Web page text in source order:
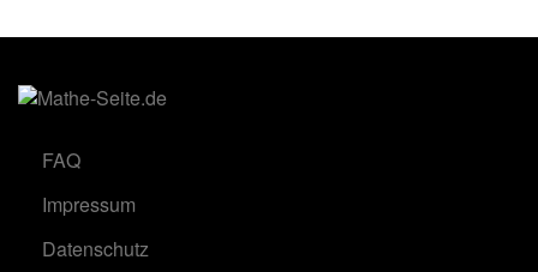
FAQ
Impressum
Datenschutz